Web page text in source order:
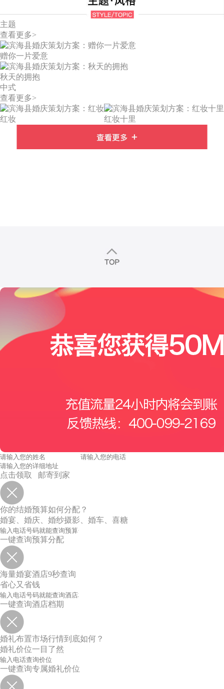
主题
查看更多>
赠你一片爱意
秋天的拥抱
中式
查看更多>
红妆 红妆十里
点击领取 邮寄到家
你的结婚预算如何分配？
婚宴、婚庆、婚纱摄影、婚车、喜糖
一键查询预算分配
海量婚宴酒店9秒查询
省心又省钱
一键查询酒店档期
婚礼布置市场行情到底如何？
婚礼价位一目了然
一键查询专属婚礼价位